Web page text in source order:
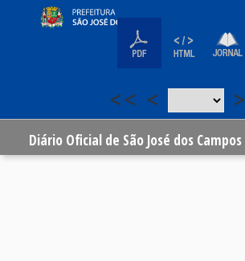
<< < >
Diário Oficial de São José dos Campos